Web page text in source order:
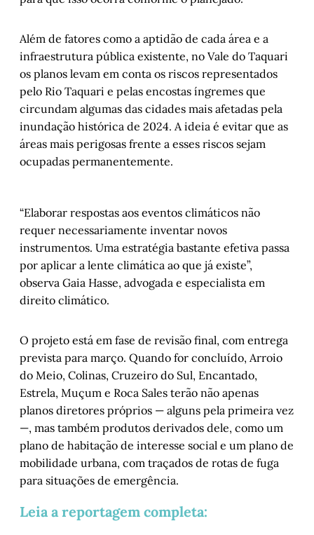
Além de fatores como a aptidão de cada área e a
infraestrutura pública existente, no Vale do Taquari
os planos levam em conta os riscos representados
pelo Rio Taquari e pelas encostas íngremes que
circundam algumas das cidades mais afetadas pela
inundação histórica de 2024. A ideia é evitar que as
áreas mais perigosas frente a esses riscos sejam
ocupadas permanentemente.
“Elaborar respostas aos eventos climáticos não
requer necessariamente inventar novos
instrumentos. Uma estratégia bastante efetiva passa
por aplicar a lente climática ao que já existe”,
observa Gaia Hasse, advogada e especialista em
direito climático.
O projeto está em fase de revisão final, com entrega
prevista para março. Quando for concluído, Arroio
do Meio, Colinas, Cruzeiro do Sul, Encantado,
Estrela, Muçum e Roca Sales terão não apenas
planos diretores próprios — alguns pela primeira vez
—, mas também produtos derivados dele, como um
plano de habitação de interesse social e um plano de
mobilidade urbana, com traçados de rotas de fuga
para situações de emergência.
Leia a reportagem completa: